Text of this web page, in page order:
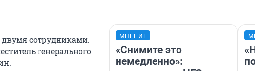
двумя сотрудниками.
генерального
МНЕНИЕ
«Снимите это
немедленно»: